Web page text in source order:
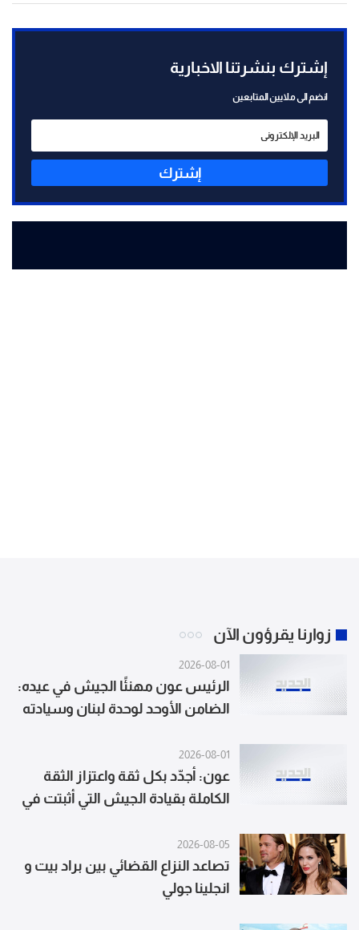
إشترك بنشرتنا الاخبارية
انضم الى ملايين المتابعين
إشترك
زوارنا يقرؤون الآن
2026-08-01
الرئيس عون مهنئًا الجيش في عيده:
الضامن الأوحد لوحدة لبنان وسيادته
2026-08-01
عون: أجدّد بكل ثقة واعتزاز الثقة
الكاملة بقيادة الجيش التي أثبتت في
مستوى عالٍ من المسؤولية
والمهنية
2026-08-05
تصاعد النزاع القضائي بين براد بيت و
انجلينا جولي